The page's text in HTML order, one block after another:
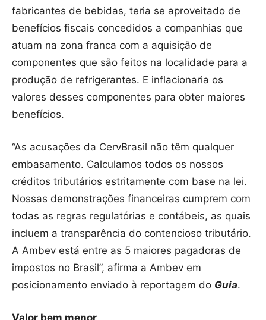
fabricantes de bebidas, teria se aproveitado de
benefícios fiscais concedidos a companhias que
atuam na zona franca com a aquisição de
componentes que são feitos na localidade para a
produção de refrigerantes. E inflacionaria os
valores desses componentes para obter maiores
benefícios.
“As acusações da CervBrasil não têm qualquer
embasamento. Calculamos todos os nossos
créditos tributários estritamente com base na lei.
Nossas demonstrações financeiras cumprem com
todas as regras regulatórias e contábeis, as quais
incluem a transparência do contencioso tributário.
A Ambev está entre as 5 maiores pagadoras de
impostos no Brasil”, afirma a Ambev em
posicionamento enviado à reportagem do Guia.
Valor bem menor